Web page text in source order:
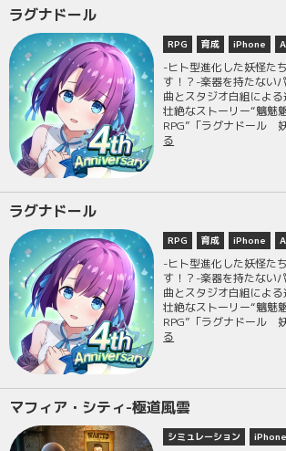
ラグナドール
RPG 育成 iPhone
-ヒト型進化した妖怪た
す！？-楽器を持たない
曲とスタジオ白組によ
壮絶なストーリー“魑魅
RPG”「ラグナドール
る
ラグナドール
RPG 育成 iPhone
-ヒト型進化した妖怪た
す！？-楽器を持たない
曲とスタジオ白組によ
壮絶なストーリー“魑魅
RPG”「ラグナドール
る
マフィア・シティ-極道風雲
シミュレーション iPhone